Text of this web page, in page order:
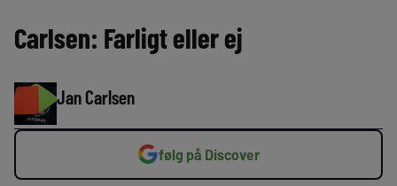
Carlsen: Farligt eller ej
Jan Carlsen
følg på Discover